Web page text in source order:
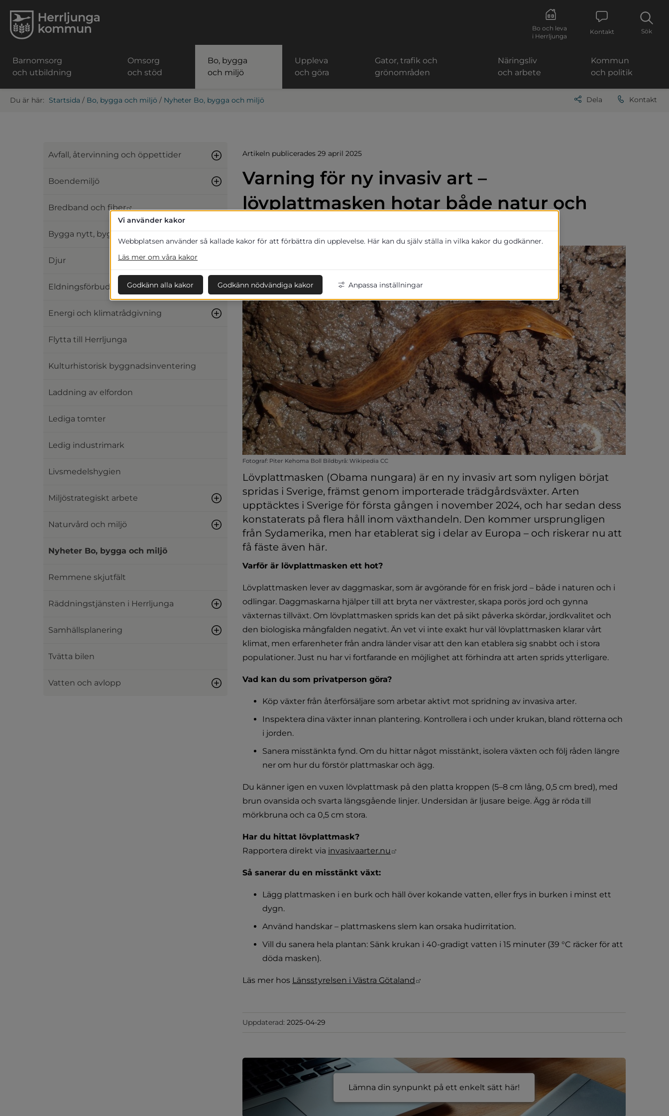
Bo och leva
i Herrljunga
Kontakt Sök
Barnomsorg
och utbildning
Omsorg
och stöd
Bo, bygga
och miljö
Uppleva
och göra
Gator, trafik och
grönområden
Näringsliv
och arbete
Kommun
och politik
Startsida / Bo, bygga och miljö / Nyheter Bo, bygga och miljö Dela Kontakt
Avfall, återvinning och öppettider
Boendemiljö
Bredband och fiber
Bygga nytt, bygga om och bygga till
Djur
Eldningsförbud och eldning utomhus
Energi och klimatrådgivning
Flytta till Herrljunga
Kulturhistorisk byggnadsinventering
Laddning av elfordon
Lediga tomter
Ledig industrimark
Livsmedelshygien
Miljöstrategiskt arbete
Naturvård och miljö
Nyheter Bo, bygga och miljö
Remmene skjutfält
Räddningstjänsten i Herrljunga
Samhällsplanering
Tvätta bilen
Vatten och avlopp
Artikeln publicerades 29 april 2025
Varning för ny invasiv art –
lövplattmasken hotar både natur och
jordbruk
Fotograf: Piter Kehoma Boll Bildbyrå: Wikipedia CC
Lövplattmasken (Obama nungara) är en ny invasiv art som nyligen börjat
spridas i Sverige, främst genom importerade trädgårdsväxter. Arten
upptäcktes i Sverige för första gången i november 2024, och har sedan dess
konstaterats på flera håll inom växthandeln. Den kommer ursprungligen
från Sydamerika, men har etablerat sig i delar av Europa – och riskerar nu att
få fäste även här.
Varför är lövplattmasken ett hot?
Lövplattmasken lever av daggmaskar, som är avgörande för en frisk jord – både i naturen och i
odlingar. Daggmaskarna hjälper till att bryta ner växtrester, skapa porös jord och gynna
växternas tillväxt. Om lövplattmasken sprids kan det på sikt påverka skördar, jordkvalitet och
den biologiska mångfalden negativt. Än vet vi inte exakt hur väl lövplattmasken klarar vårt
klimat, men erfarenheter från andra länder visar att den kan etablera sig snabbt och i stora
populationer. Just nu har vi fortfarande en möjlighet att förhindra att arten sprids ytterligare.
Vad kan du som privatperson göra?
Köp växter från återförsäljare som arbetar aktivt mot spridning av invasiva arter.
Inspektera dina växter innan plantering. Kontrollera i och under krukan, bland rötterna och
i jorden.
Sanera misstänkta fynd. Om du hittar något misstänkt, isolera växten och följ råden längre
ner om hur du förstör plattmaskar och ägg.
Du känner igen en vuxen lövplattmask på den platta kroppen (5–8 cm lång, 0,5 cm bred), med
brun ovansida och svarta längsgående linjer. Undersidan är ljusare beige. Ägg är röda till
mörkbruna och ca 0,5 cm stora.
Har du hittat lövplattmask?
Rapportera direkt via invasivaarter.nu
Så sanerar du en misstänkt växt:
Lägg plattmasken i en burk och häll över kokande vatten, eller frys in burken i minst ett
dygn.
Använd handskar – plattmaskens slem kan orsaka hudirritation.
Vill du sanera hela plantan: Sänk krukan i 40-gradigt vatten i 15 minuter (39 °C räcker för att
döda masken).
Läs mer hos Länsstyrelsen i Västra Götaland
Uppdaterad: 2025-04-29
Lämna din synpunkt på ett enkelt sätt här!
Vi använder kakor
Webbplatsen använder så kallade kakor för att förbättra din upplevelse. Här kan du själv ställa in vilka kakor du godkänner.
Läs mer om våra kakor
Godkänn alla kakor Godkänn nödvändiga kakor Anpassa inställningar